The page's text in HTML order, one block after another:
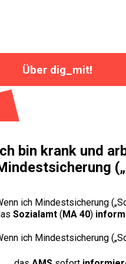
Über dig_mit!
bin krank und
ich Mindestsicherung
Sozialamt ( MA 40)
ich Mindestsicherung